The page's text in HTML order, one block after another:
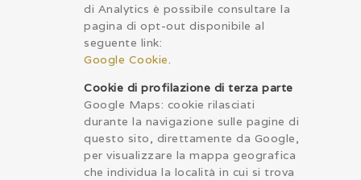
di Analytics è possibile consultare la
pagina di opt-out disponibile al
seguente link:
Google Cookie.
Cookie di profilazione di terza parte
Google Maps: cookie rilasciati
durante la navigazione sulle pagine di
questo sito, direttamente da Google,
per visualizzare la mappa geografica
che individua la località in cui si trova